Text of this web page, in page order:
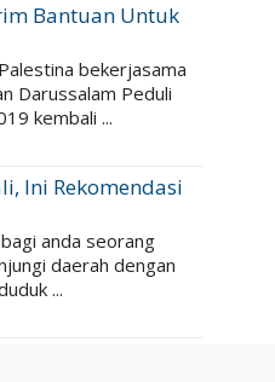
Bantuan Untuk
bekerjasama
Darussalam Peduli
kembali ...
Ini Rekomendasi
anda seorang
daerah dengan
...